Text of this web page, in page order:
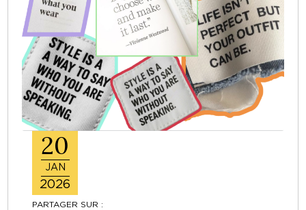
20
JAN
2026
PARTAGER SUR :